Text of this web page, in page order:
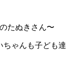
たぬきさん〜
ゃんも子ども達